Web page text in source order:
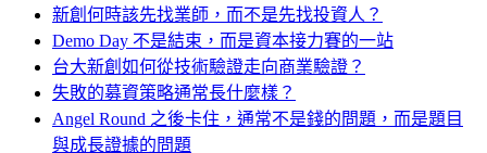
新創何時該先找業師，而不是先找投資人？
Demo Day 不是結束，而是資本接力賽的一站
台大新創如何從技術驗證走向商業驗證？
失敗的募資策略通常長什麼樣？
Angel Round 之後卡住，通常不是錢的問題，而是題目
與成長證據的問題